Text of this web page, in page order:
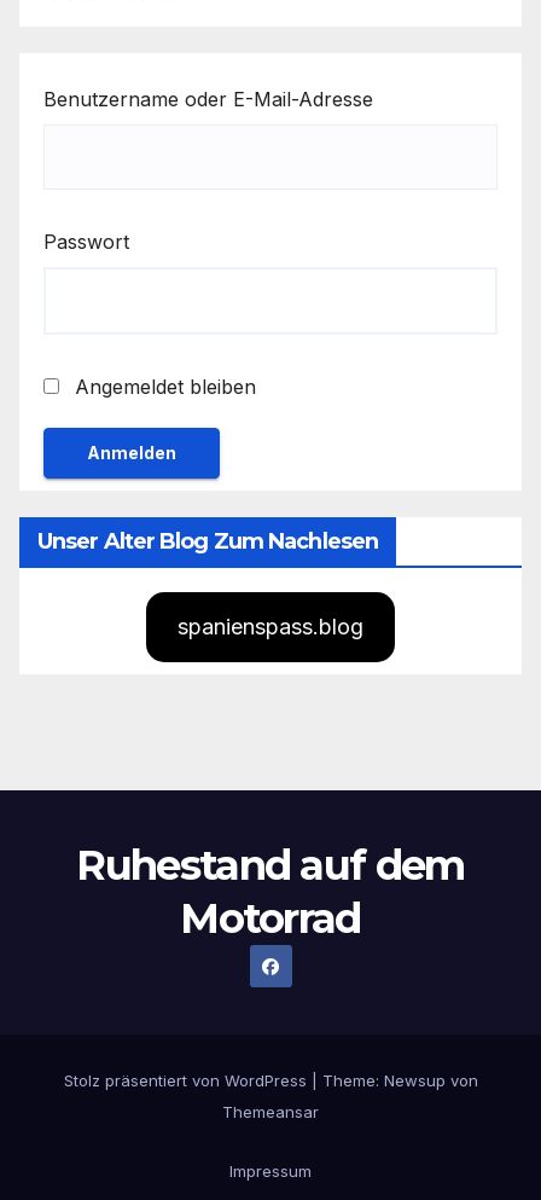
Benutzername oder E-Mail-Adresse
Passwort
Angemeldet bleiben
Unser Alter Blog Zum Nachlesen
spanienspass.blog
Ruhestand auf dem
Motorrad
Stolz präsentiert von WordPress Theme: Newsup von
Themeansar
Impressum